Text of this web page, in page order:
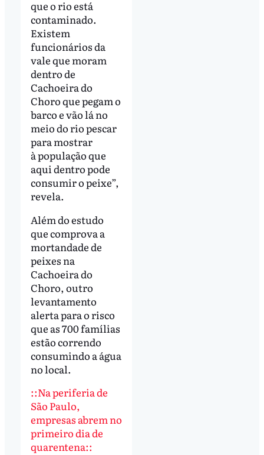
que o rio está
contaminado.
Existem
funcionários da
vale que moram
dentro de
Cachoeira do
Choro que pegam o
barco e vão lá no
meio do rio pescar
para mostrar
à população que
aqui dentro pode
consumir o peixe”,
revela.
Além do estudo
que comprova a
mortandade de
peixes na
Cachoeira do
Choro, outro
levantamento
alerta para o risco
que as 700 famílias
estão correndo
consumindo a água
no local.
::Na periferia de
São Paulo,
empresas abrem no
primeiro dia de
quarentena::